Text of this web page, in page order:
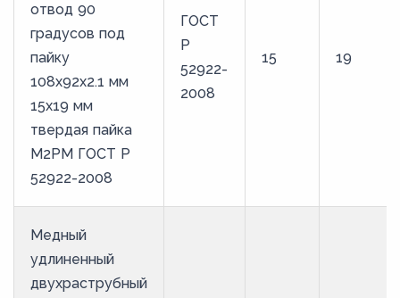
отвод 90
градусов под
пайку
108х92х2.1 мм
15х19 мм
твердая пайка
М2РМ ГОСТ Р
52922-2008
ГОСТ
Р
52922-
2008
15 19
Медный
удлиненный
двухраструбный